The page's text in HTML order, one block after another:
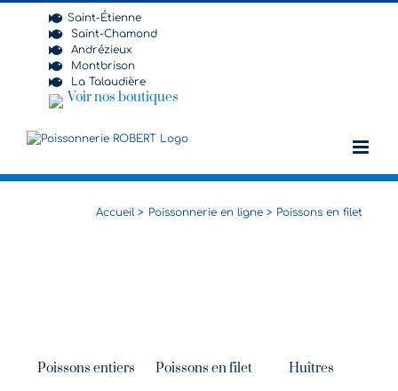
Saint-Étienne
Saint-Chamond
Andrézieux
Montbrison
La Talaudière
Voir nos boutiques
Accueil Poissonnerie en ligne Poissons en filet
Poissons entiers Poissons en filet Huîtres